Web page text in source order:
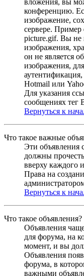
вложения, вы
конференцию.
изображение,
сервере.
picture.gif. Вы не
изображения,
он не является
изображения,
Hotmail или
Для указания
сообщениях тег
Вернуться к
Что такое важные
Эти
должны
вверху каждого
Права на
Вернуться к
Что такое объявления?
Объявления
для форума, на
момент, и вы
Объявления
форума, в
важными